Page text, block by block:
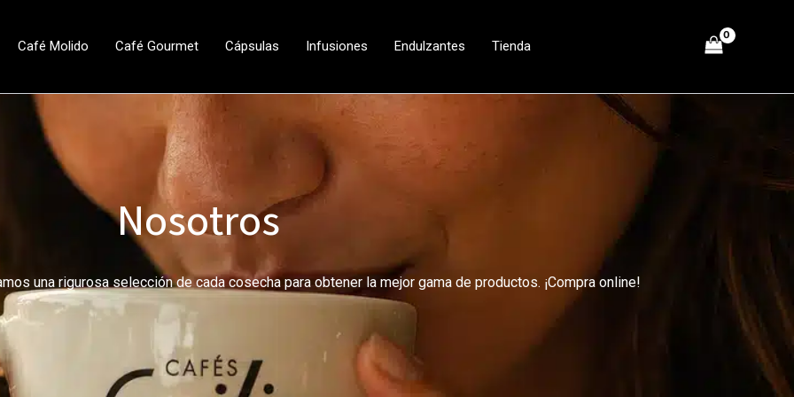
Café Molido Café Gourmet Cápsulas Infusiones Endulzantes Tienda
una rigurosa selección de cada cosecha para obtener la mejor gama de productos. ¡Compra online!
Nosotros